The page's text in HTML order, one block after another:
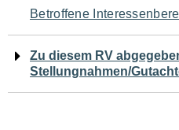
den
Seiteninhalt
Betroffene
Zu diesem RV
Stellungnahmen/